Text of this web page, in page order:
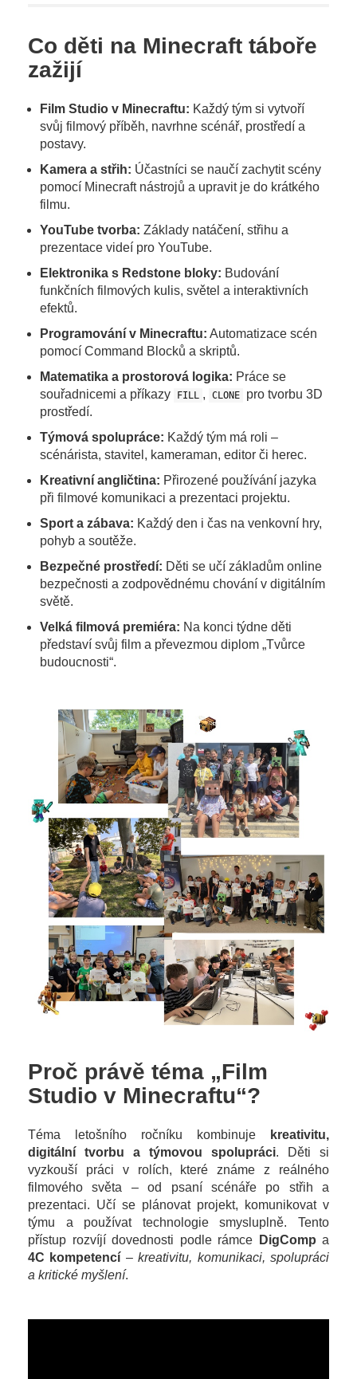
Co děti na Minecraft táboře
zažijí
Film Studio v Minecraftu: Každý tým si vytvoří
svůj filmový příběh, navrhne scénář, prostředí a
postavy.
Kamera a střih: Účastníci se naučí zachytit scény
pomocí Minecraft nástrojů a upravit je do krátkého
filmu.
YouTube tvorba: Základy natáčení, střihu a
prezentace videí pro YouTube.
Elektronika s Redstone bloky: Budování
funkčních filmových kulis, světel a interaktivních
efektů.
Programování v Minecraftu: Automatizace scén
pomocí Command Blocků a skriptů.
Matematika a prostorová logika: Práce se
souřadnicemi a příkazy
FILL , CLONE
pro tvorbu 3D
prostředí.
Týmová spolupráce: Každý tým má roli –
scénárista, stavitel, kameraman, editor či herec.
Kreativní angličtina: Přirozené používání jazyka
při filmové komunikaci a prezentaci projektu.
Sport a zábava: Každý den i čas na venkovní hry,
pohyb a soutěže.
Bezpečné prostředí: Děti se učí základům online
bezpečnosti a zodpovědnému chování v digitálním
světě.
Velká filmová premiéra: Na konci týdne děti
představí svůj film a převezmou diplom „Tvůrce
budoucnosti“.
Proč právě téma „Film
Studio v Minecraftu“?
Téma letošního ročníku kombinuje
kreativitu,
digitální tvorbu a týmovou spolupráci. Děti si
vyzkouší práci v rolích, které známe z reálného
filmového světa – od psaní scénáře po střih a
prezentaci. Učí se plánovat projekt, komunikovat v
týmu a používat technologie smysluplně. Tento
přístup rozvíjí dovednosti podle rámce
DigComp a
4C kompetencí –kreativitu, komunikaci, spolupráci
a kritické myšlení.